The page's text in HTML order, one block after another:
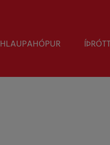
HLAUPAHÓPUR